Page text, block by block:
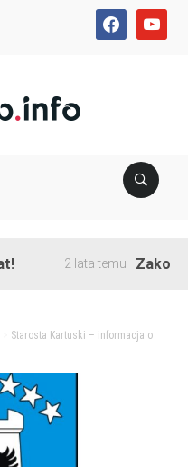
facebookyoutube
2 lata temu
Starosta Kartuski – informacja o